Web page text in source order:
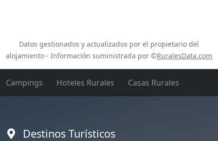
Datos gestionados y actualizados por el propietario del
alojamiento - Información suministrada por ©RuralesData.com
Campings Hoteles Rurales Casas Rurales
Destinos Turísticos